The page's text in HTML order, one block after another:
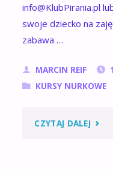
info@KlubPirania.pl
swoje dziecko na
zabawa …
MARCIN REIF
KURSY NURKOWE
CZYTAJ DALEJ "KURS